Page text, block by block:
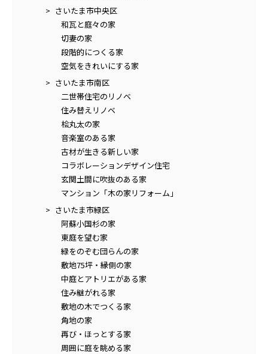
さいたま市中央区
和瓦と庭々の家
切妻の家
段階的につくる家
空気をきれいにする家
さいたま市南区
二世帯住宅のリノベ
住み替えリノベ
桧丸太の家
音楽室のある家
古材が生きる新しい家
コラボレーションデザイン住宅
玄関土間に吹抜のある家
マンション「木の家リフォーム」
さいたま市緑区
阿蘇小国杉の家
東庭を望む家
緑をのぞむ団らんの家
敷地75坪・縁側の家
中庭とアトリエがある家
住み継がれる家
敷地の木でつくる家
角地の家
再び・ほっとする家
周囲に庭を眺める家